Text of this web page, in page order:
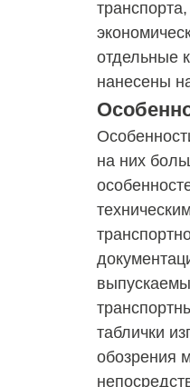
отдельные
нанесены
на них
таблички
обозрения